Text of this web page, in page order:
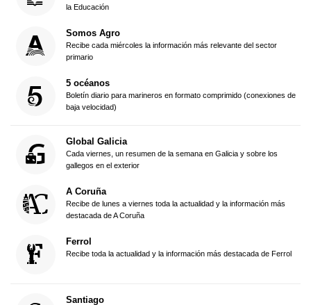
la Educación
Somos Agro
Recibe cada miércoles la información más relevante del sector
primario
5 océanos
Boletín diario para marineros en formato comprimido (conexiones de
baja velocidad)
Global Galicia
Cada viernes, un resumen de la semana en Galicia y sobre los
gallegos en el exterior
A Coruña
Recibe de lunes a viernes toda la actualidad y la información más
destacada de A Coruña
Ferrol
Recibe toda la actualidad y la información más destacada de Ferrol
Santiago